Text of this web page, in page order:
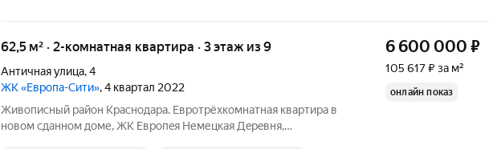
62,5 м² · 2-комнатная квартира · 3 этаж из 9
Античная улица,4
ЖК «Европа-Сити», 4 квартал 2022
Живописный район Краснодара. Евротрёхкомнатная квартира в
новом сданном дoме, ЖK Евpoпeя Немецкая Дepeвня,
6 600 000 ₽
105 617 ₽ за м²
онлайн показ